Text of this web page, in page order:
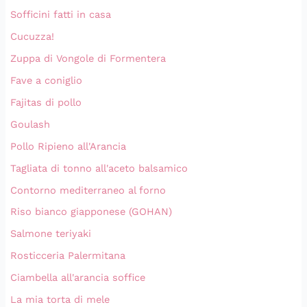
Sofficini fatti in casa
Cucuzza!
Zuppa di Vongole di Formentera
Fave a coniglio
Fajitas di pollo
Goulash
Pollo Ripieno all'Arancia
Tagliata di tonno all'aceto balsamico
Contorno mediterraneo al forno
Riso bianco giapponese (GOHAN)
Salmone teriyaki
Rosticceria Palermitana
Ciambella all'arancia soffice
La mia torta di mele